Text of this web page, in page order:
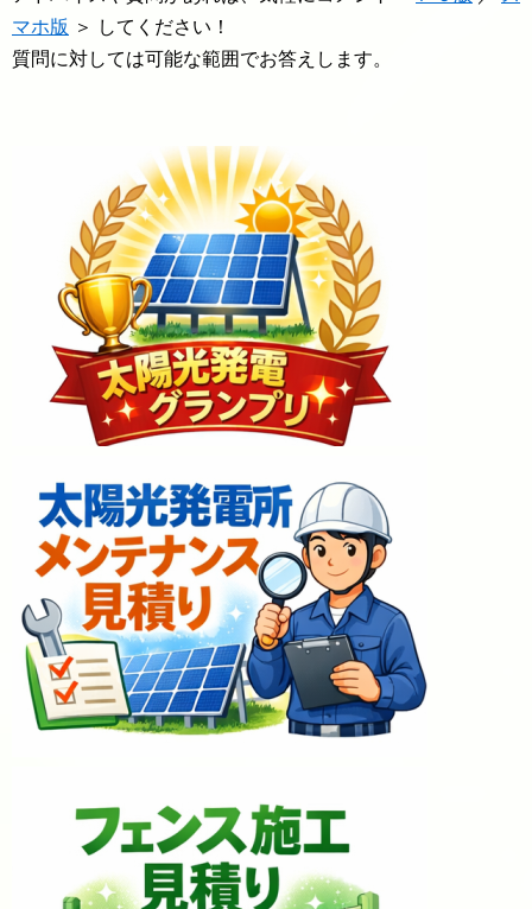
マホ版 ＞ してください！
質問に対しては可能な範囲でお答えします。